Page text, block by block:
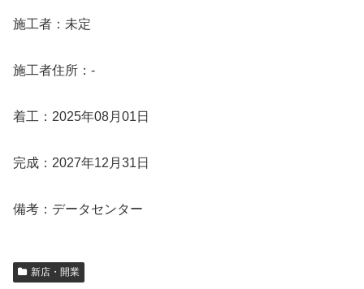
施工者：未定
施工者住所：-
着工：2025年08月01日
完成：2027年12月31日
備考：データセンター
新店・開業